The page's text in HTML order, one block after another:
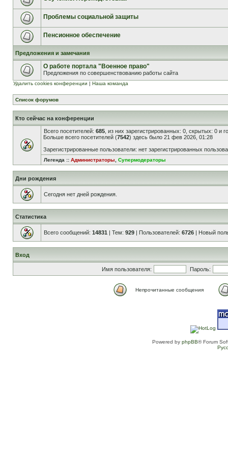
Проблемы социальной защиты
Пенсионное обеспечение
Предложения и замечания
О работе портала "Военное право"
Предложения по совершенствованию работы сайта
Удалить cookies конференции | Наша команда
Список форумов
Кто сейчас на конференции
Всего посетителей: 685 , из них зарегистрированных: 0, скрытых: 0 и
Больше всего посетителей (7542) здесь было 21 фев 2026, 01:28
Зарегистрированные пользователи: нет зарегистрированных
Легенда :: Администраторы Супермодераторы
Дни рождения
Сегодня нет дней рождения.
Статистика
Всего сообщений: 14831 | Тем: 929 | Пользователей: 6726 | Новый
Вход
Имя пользователя: Пароль:
Непрочитанные сообщения
Powered by phpBB® Forum